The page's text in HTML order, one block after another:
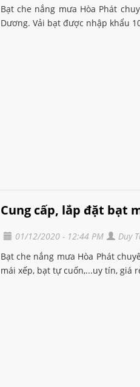
Bạt che nắng mưa Hòa Phát
Dương. Vải bạt được nhập khẩu
Cung cấp, lắp đặt bạt
01/12/2020 - 12:44 PM
Duy
Bạt che nắng mưa Hòa Phát
mái xếp, bạt tự cuốn,...uy tín, giá